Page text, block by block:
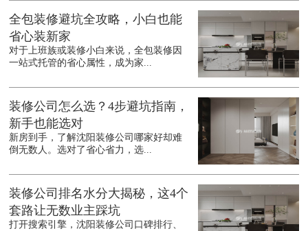
全包装修避坑全攻略，小白也能
省心装新家
对于上班族或装修小白来说，全包装修因
一站式托管的省心属性，成为家...
装修公司怎么选？4步避坑指南，
新手也能选对
新房到手，了解沈阳装修公司哪家好却难
倒无数人。选对了省心省力，选...
装修公司排名水分大揭秘，这4个
套路让无数业主踩坑
打开搜索引擎，沈阳装修公司口碑排行、